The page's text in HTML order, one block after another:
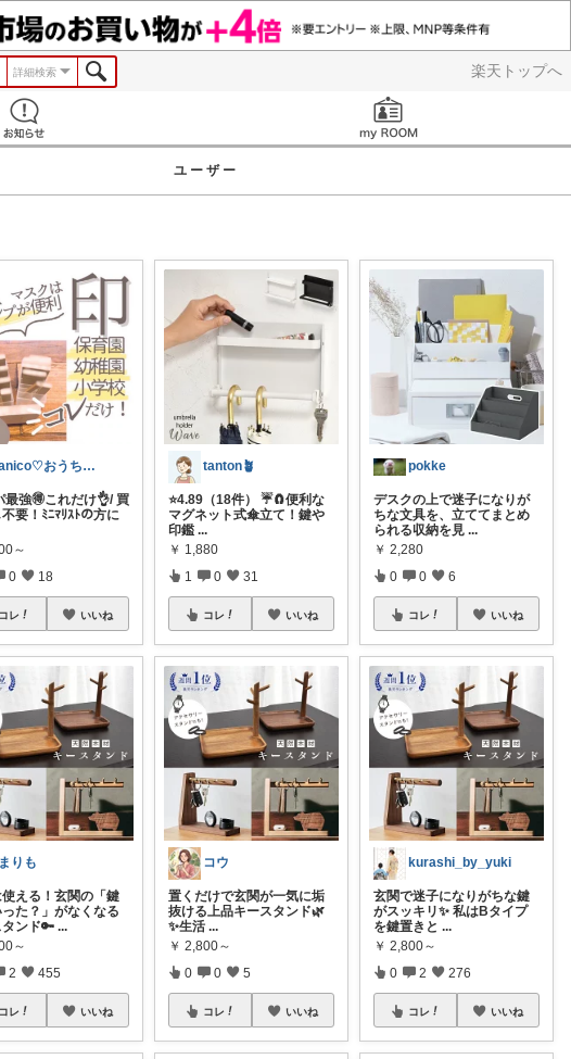
楽天トップへ
詳細検索
ユーザー
anico♡おうち時間を素敵にする💕
最強🉐これだけ👌/ 買
要！ﾐﾆﾏﾘｽﾄの方に
～
0 18
コレ いいね
まりも
使える！玄関の「鍵
った？」がなくなる
ンド🔑 ...
～
2 455
コレ いいね
tanton🪴
⭐4.89（18件） ☔️🧲便利な
マグネット式傘立て！鍵や
印鑑 ...
￥ 1,880
1 0 31
コレ いいね
コウ
​置くだけで玄関が一気に垢
抜ける上品キースタンド🌿
✨ ​生活 ...
￥ 2,800～
0 0 5
コレ いいね
pokke
デスクの上で迷子になりが
ちな文具を、立ててまとめ
られる収納を見 ...
￥ 2,280
0 0 6
コレ いいね
kurashi_by_yuki
玄関で迷子になりがちな鍵
がスッキリ✨ 私はBタイプ
を鍵置きと ...
￥ 2,800～
0 2 276
コレ いいね